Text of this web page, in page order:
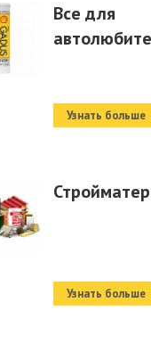
Все для
Узнать больше
Узнать больше